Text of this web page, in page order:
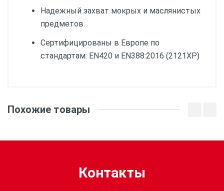
Надежный захват мокрых и маслянистых
предметов.
Сертифицированы в Европе по
стандартам: EN420 и EN388:2016 (2121XP)
Похожие товары
Контакты